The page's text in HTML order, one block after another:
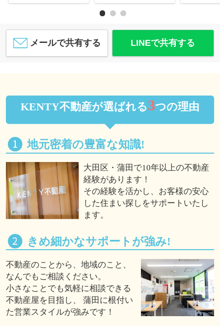
メールで共有する LINEで共有する
KENTY不動産が選ばれる3つの理由
地元密着の豊富な知識!
大田区・蒲田で10年以上の不動産
経験があります！
その経験を活かし、お客様の安心
した住まい探しをサポートいたし
ます。
きめ細かなサポートが強み!
不動産のことから、地域のこと、
なんでもご相談ください。
小さなことでも気軽に相談できる
不動産屋を目指し、 蒲田に根付い
た営業スタイルが強みです！